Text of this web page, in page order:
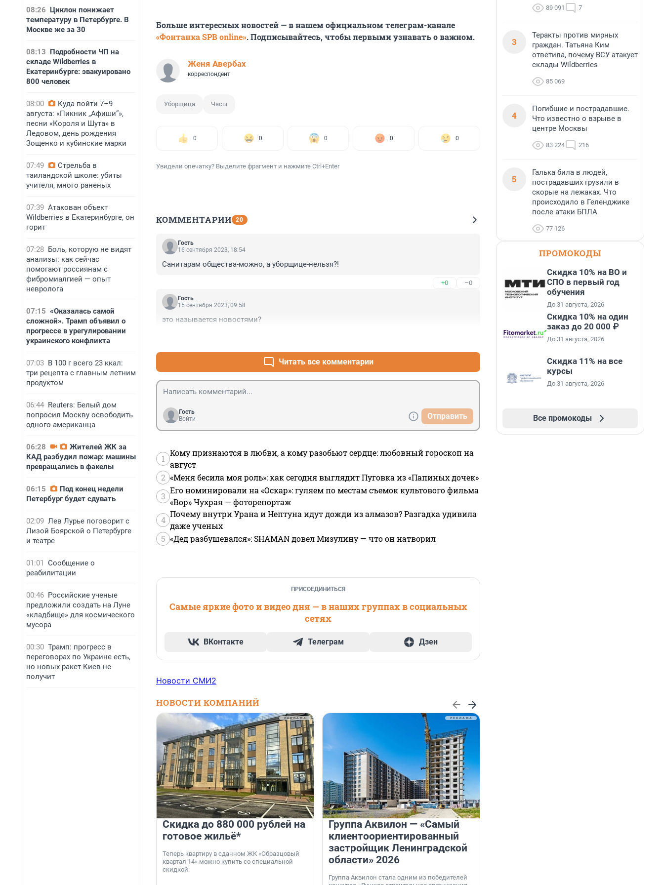
08:26 Циклон понижает
температуру в Петербурге. В
Москве же за 30
08:13 Подробности ЧП на
складе Wildberries в
Екатеринбурге: эвакуировано
800 человек
08:00
Куда пойти 7–9
августа: «Пикник „Афиши“»,
песни «Короля и Шута» в
Ледовом, день рождения
Зощенко и кубинские марки
07:49
Стрельба в
таиландской школе: убиты
учителя, много раненых
07:39 Атакован объект
Wildberries в Екатеринбурге, он
горит
07:28 Боль, которую не видят
анализы: как сейчас
помогают россиянам с
фибромиалгией — опыт
невролога
07:15 «Оказалась самой
сложной». Трамп объявил о
прогрессе в урегулировании
украинского конфликта
07:03 В 100 г всего 23 ккал:
три рецепта с главным летним
продуктом
06:44 Reuters: Белый дом
попросил Москву освободить
одного американца
06:28
Жителей ЖК за
КАД разбудил пожар: машины
превращались в факелы
06:15
Под конец недели
Петербург будет сдувать
02:09 Лев Лурье поговорит с
Лизой Боярской о Петербурге
и театре
01:01 Сообщение о
реабилитации
00:46 Российские ученые
предложили создать на Луне
«кладбище» для космического
мусора
00:30 Трамп: прогресс в
переговорах по Украине есть,
но новых ракет Киев не
получит
Больше интересных новостей — в нашем официальном телеграм-канале
«Фонтанка SPB online». Подписывайтесь, чтобы первыми узнавать о важном.
Женя Авербах
корреспондент
Уборщица Часы
0 0 0 0 0
Увидели опечатку? Выделите фрагмент и нажмите Ctrl+Enter
КОММЕНТАРИИ 20
Гость
16 сентября 2023, 18:54
Санитарам общества-можно, а уборщице-нельзя?!
+0 –0
Гость
15 сентября 2023, 09:58
это называется новостями?
Читать все комментарии
Гость
Войти
Отправить
1
Кому признаются в любви, а кому разобьют сердце: любовный гороскоп на
август
2 «Меня бесила моя роль»: как сегодня выглядит Пуговка из «Папиных дочек»
3
Его номинировали на «Оскар»: гуляем по местам съемок культового фильма
«Вор» Чухрая — фоторепортаж
4
Почему внутри Урана и Нептуна идут дожди из алмазов? Разгадка удивила
даже ученых
5 «Дед разбушевался»: SHAMAN довел Мизулину — что он натворил
ПРИСОЕДИНИТЬСЯ
Самые яркие фото и видео дня — в наших группах в социальных
сетях
ВКонтакте Телеграм Дзен
Новости СМИ2
НОВОСТИ КОМПАНИЙ
Скидка до 880 000 рублей на
готовое жильё*
Теперь квартиру в сданном ЖК «Образцовый
квартал 14» можно купить со специальной
скидкой.
Группа Аквилон — «Самый
клиентоориентированный
застройщик Ленинградской
области» 2026
Группа Аквилон стала одним из победителей
89 091 7
3
Теракты против мирных
граждан. Татьяна Ким
ответила, почему ВСУ атакует
склады Wildberries
85 069
4
Погибшие и пострадавшие.
Что известно о взрыве в
центре Москвы
83 224 216
5
Галька била в людей,
пострадавших грузили в
скорые на лежаках. Что
происходило в Геленджике
после атаки БПЛА
77 126
ПРОМОКОДЫ
Скидка 10% на ВО и
СПО в первый год
обучения
До 31 августа, 2026
Скидка 10% на один
заказ до 20 000 ₽
До 31 августа, 2026
Скидка 11% на все
курсы
До 31 августа, 2026
Все промокоды